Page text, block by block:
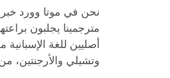
نحن في موتا وورد
مترجمينا يجلبون
أصليين للغة
وتشيلي والأرجنتين،